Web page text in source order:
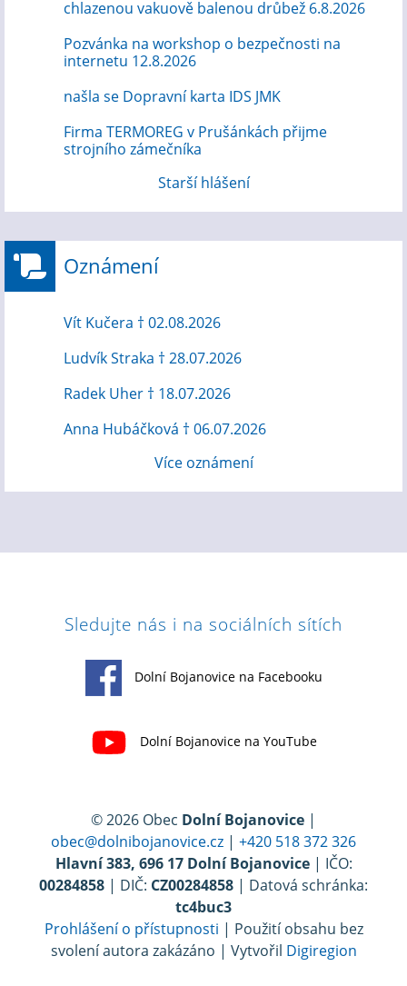
chlazenou vakuově balenou drůbež 6.8.2026
Pozvánka na workshop o bezpečnosti na
internetu 12.8.2026
našla se Dopravní karta IDS JMK
Firma TERMOREG v Prušánkách přijme
strojního zámečníka
Starší hlášení
Oznámení
Vít Kučera † 02.08.2026
Ludvík Straka † 28.07.2026
Radek Uher † 18.07.2026
Anna Hubáčková † 06.07.2026
Více oznámení
Sledujte nás i na sociálních sítích
Dolní Bojanovice na Facebooku
Dolní Bojanovice na YouTube
© 2026 Obec Dolní Bojanovice |
obec@dolnibojanovice.cz | +420 518 372 326
Hlavní 383, 696 17 Dolní Bojanovice| IČO:
00284858 | DIČ: CZ00284858 | Datová schránka:
tc4buc3
Prohlášení o přístupnosti | Použití obsahu bez
svolení autora zakázáno | Vytvořil Digiregion